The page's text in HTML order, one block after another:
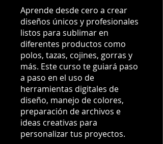
Aprende desde cero a crear
diseños únicos y profesionales
listos para sublimar en
diferentes productos como
polos, tazas, cojines, gorras y
más. Este curso te guiará paso
a paso en el uso de
herramientas digitales de
diseño, manejo de colores,
preparación de archivos e
ideas creativas para
personalizar tus proyectos.